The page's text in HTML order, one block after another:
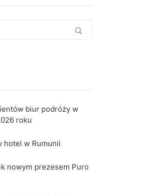
biur podróży w
roku
hotel w Rumunii
nowym prezesem Puro